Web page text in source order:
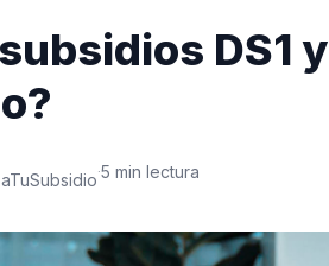
DS1
·5 min lectura